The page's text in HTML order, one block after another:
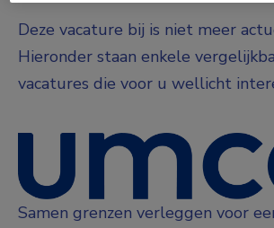
Deze vacature bij is niet meer
Hieronder staan enkele
vacatures die voor u wellicht
Samen grenzen verleggen voor